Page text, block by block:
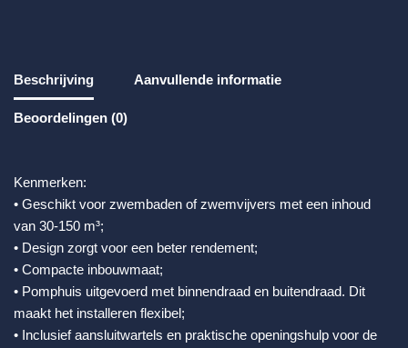
Beschrijving Aanvullende informatie
Beoordelingen (0)
Kenmerken:
• Geschikt voor zwembaden of zwemvijvers met een inhoud
van 30-150 m³;
• Design zorgt voor een beter rendement;
• Compacte inbouwmaat;
• Pomphuis uitgevoerd met binnendraad en buitendraad. Dit
maakt het installeren flexibel;
• Inclusief aansluitwartels en praktische openingshulp voor de